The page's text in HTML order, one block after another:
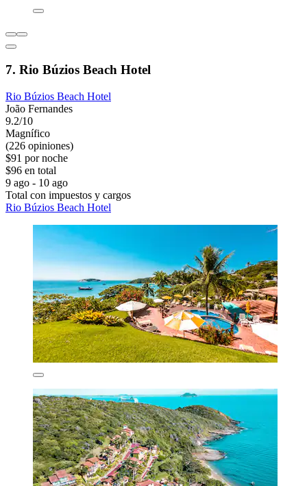
7. Rio Búzios Beach Hotel
Rio Búzios Beach Hotel
João Fernandes
9.2/10
Magnífico
(226 opiniones)
$91 por noche
$96 en total
9 ago - 10 ago
Total con impuestos y cargos
Rio Búzios Beach Hotel